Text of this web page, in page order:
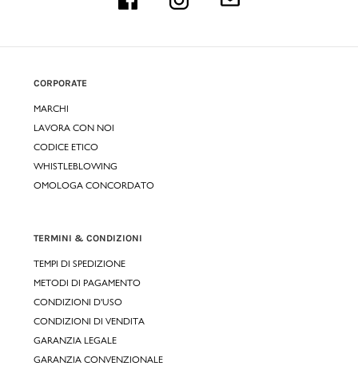
CORPORATE
MARCHI
LAVORA CON NOI
CODICE ETICO
WHISTLEBLOWING
OMOLOGA CONCORDATO
TERMINI & CONDIZIONI
TEMPI DI SPEDIZIONE
METODI DI PAGAMENTO
CONDIZIONI D'USO
CONDIZIONI DI VENDITA
GARANZIA LEGALE
GARANZIA CONVENZIONALE